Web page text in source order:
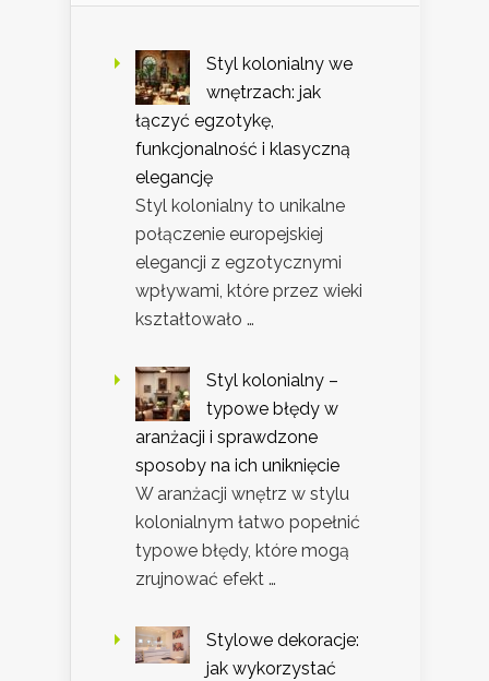
Styl kolonialny we
wnętrzach: jak
łączyć egzotykę,
funkcjonalność i klasyczną
elegancję
Styl kolonialny to unikalne
połączenie europejskiej
elegancji z egzotycznymi
wpływami, które przez wieki
kształtowało …
Styl kolonialny –
typowe błędy w
aranżacji i sprawdzone
sposoby na ich uniknięcie
W aranżacji wnętrz w stylu
kolonialnym łatwo popełnić
typowe błędy, które mogą
zrujnować efekt …
Stylowe dekoracje:
jak wykorzystać